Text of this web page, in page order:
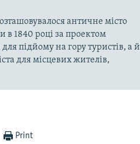
античне місто
в 1840 році за проектом
підйому на гору туристів, а й
для місцевих жителів,
Print